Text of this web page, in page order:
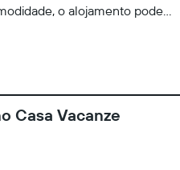
o alojamento pode
um restaurante que
pode ser solicitada uma
e um serviço de aluguer de
km de Casa Vacanze Fardella
Casa Vacanze